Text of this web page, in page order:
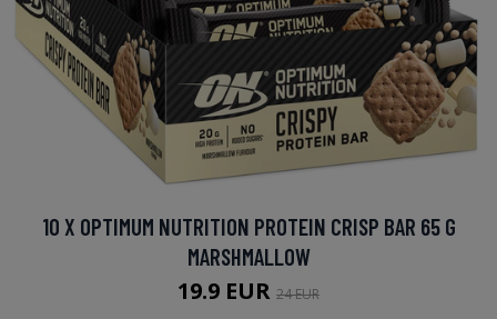
10 X OPTIMUM NUTRITION PROTEIN CRISP BAR 65 G
MARSHMALLOW
19.9 EUR 24 EUR